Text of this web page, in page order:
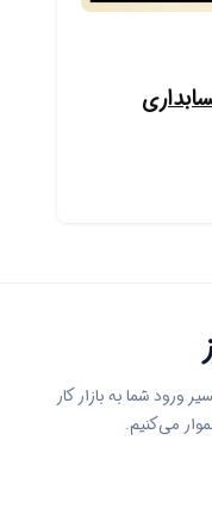
ورود شما به بازار کار
می‌کنیم.